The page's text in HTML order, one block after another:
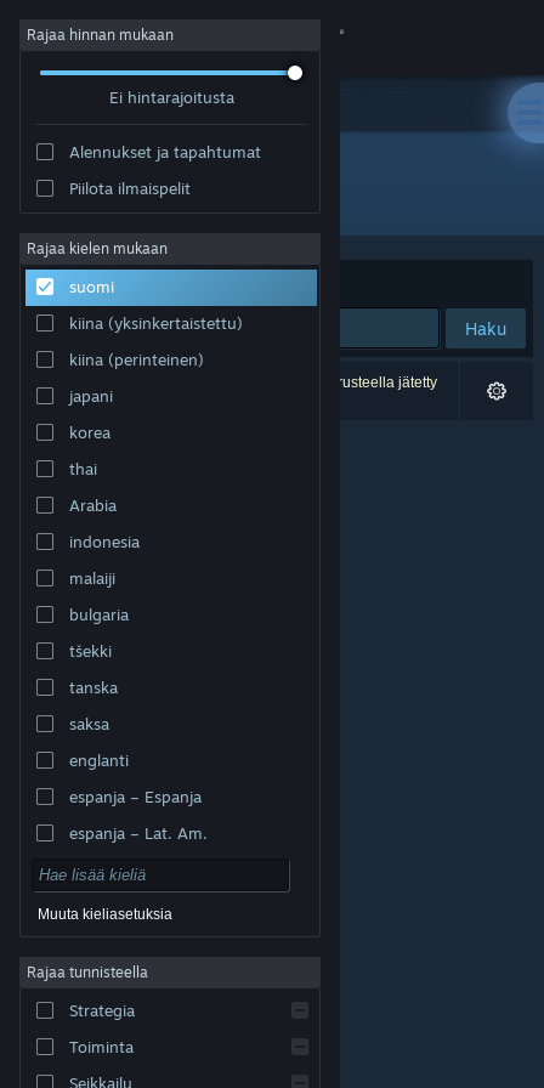
Kirjaudu sisään
Tietoa
Tuki
Vaihda kieli
Hanki Steam-mobiilisovellus
Näytä työpöytäsivusto
© Valve Corporation. Kaikki oikeudet pidätetään. Kaikki
Yhdysvalloissa ja kaikkialla maailmassa.
Helppokäyttötoiminnot
Hyvitykset|Evästeet
Rajaa hinnan mukaan
Ei hintarajoitusta
Alennukset ja tapahtumat
Piilota ilmaispelit
Rajaa kielen mukaan
suomi
kiina (yksinkertaistettu)
kiina (perinteinen)
japani
korea
thai
Arabia
indonesia
malaiji
bulgaria
tšekki
tanska
saksa
englanti
espanja – Espanja
espanja – Lat. Am.
Muuta kieliasetuksia
Rajaa tunnisteella
Strategia
Toiminta
Seikkailu
Kehittäjä: Playcorp Studios
Järjestelyperuste
Haku
0 tulosta vastaa hakuasi. 1 peli on asetustesi perusteella jätetty
pois.